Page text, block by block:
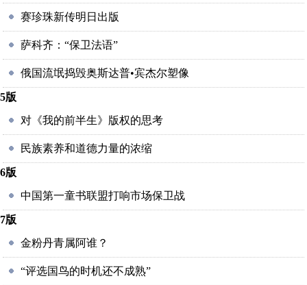
赛珍珠新传明日出版
萨科齐：“保卫法语”
俄国流氓捣毁奥斯达普•宾杰尔塑像
5版
对《我的前半生》版权的思考
民族素养和道德力量的浓缩
6版
中国第一童书联盟打响市场保卫战
7版
金粉丹青属阿谁？
“评选国鸟的时机还不成熟”